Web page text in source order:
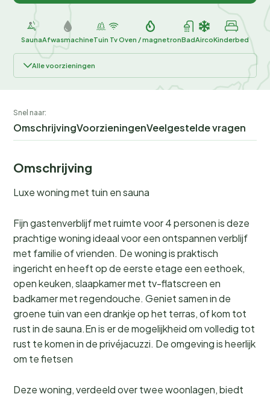
SaunaAfwasmachineTuin TvOven / magnetronBadAircoKinderbed
Alle voorzieningen
Snel naar:
OmschrijvingVoorzieningenVeelgestelde vragen
Omschrijving
Luxe woning met tuin en sauna
Fijn gastenverblijf met ruimte voor 4 personen is deze
prachtige woning ideaal voor een ontspannen verblijf
met familie of vrienden. De woning is praktisch
ingericht en heeft op de eerste etage een eethoek,
open keuken, slaapkamer met tv-flatscreen en
badkamer met regendouche. Geniet samen in de
groene tuin van een drankje op het terras, of kom tot
rust in de sauna.En is er de mogelijkheid om volledig tot
rust te komen in de privéjacuzzi. De omgeving is heerlijk
om te fietsen
Deze woning, verdeeld over twee woonlagen, biedt